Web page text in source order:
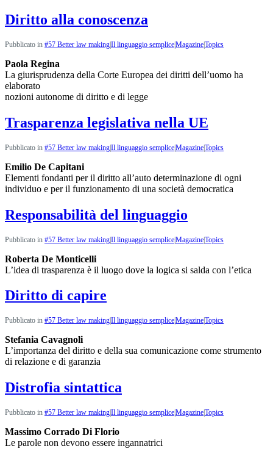
Diritto alla conoscenza
Pubblicato in #57 Better law makingIl linguaggio sempliceMagazineTopics
Paola Regina
La giurisprudenza della Corte Europea dei diritti dell’uomo ha
elaborato
nozioni autonome di diritto e di legge
Trasparenza legislativa nella UE
Pubblicato in #57 Better law making|Il linguaggio semplice|Magazine|Topics
Emilio De Capitani
Elementi fondanti per il diritto all’auto determinazione di ogni
individuo e per il funzionamento di una società democratica
Responsabilità del linguaggio
Pubblicato in #57 Better law making|Il linguaggio semplice|Magazine|Topics
Roberta De Monticelli
L’idea di trasparenza è il luogo dove la logica si salda con l’etica
Diritto di capire
Pubblicato in #57 Better law makingIl linguaggio sempliceMagazineTopics
Stefania Cavagnoli
L’importanza del diritto e della sua comunicazione come strumento
di relazione e di garanzia
Distrofia sintattica
Pubblicato in #57 Better law makingIl linguaggio sempliceMagazineTopics
Massimo Corrado Di Florio
Le parole non devono essere ingannatrici